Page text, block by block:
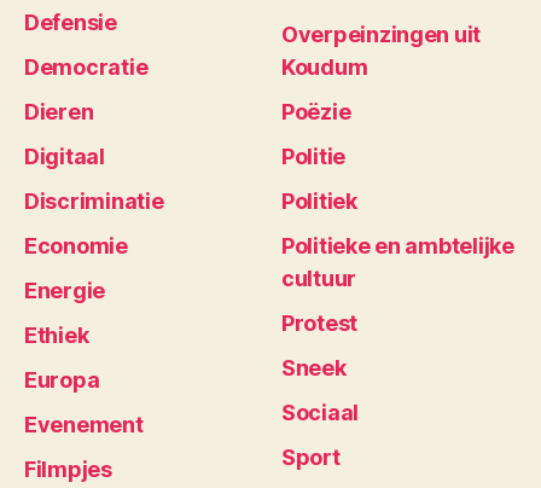
Defensie
Democratie
Dieren
Digitaal
Discriminatie
Economie
Energie
Ethiek
Europa
Evenement
Filmpjes
Overpeinzingen uit
Koudum
Poëzie
Politie
Politiek
Politieke en ambtelijke
cultuur
Protest
Sneek
Sociaal
Sport